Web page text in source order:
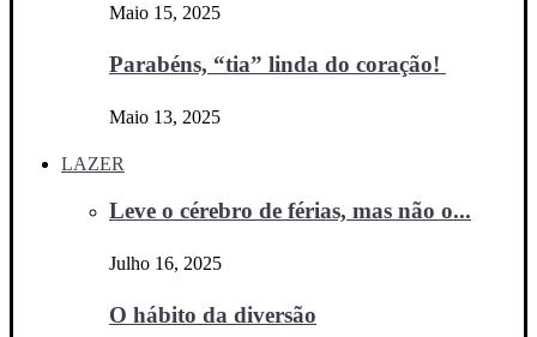
Maio 15, 2025
Parabéns, “tia” linda do coração!
Maio 13, 2025
LAZER
Leve o cérebro de férias, mas não o...
Julho 16, 2025
O hábito da diversão